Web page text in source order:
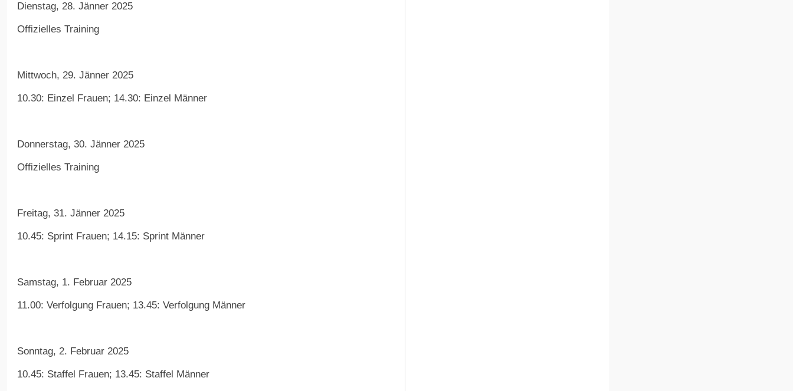
Dienstag, 28. Jänner 2025
Offizielles Training
Mittwoch, 29. Jänner 2025
10.30: Einzel Frauen; 14.30: Einzel Männer
Donnerstag, 30. Jänner 2025
Offizielles Training
Freitag, 31. Jänner 2025
10.45: Sprint Frauen; 14.15: Sprint Männer
Samstag, 1. Februar 2025
11.00: Verfolgung Frauen; 13.45: Verfolgung Männer
Sonntag, 2. Februar 2025
10.45: Staffel Frauen; 13.45: Staffel Männer